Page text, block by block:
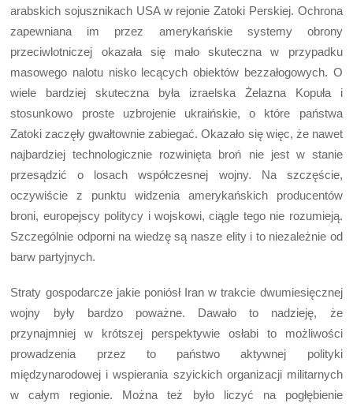
arabskich sojusznikach USA w rejonie Zatoki Perskiej. Ochrona
zapewniana im przez amerykańskie systemy obrony
przeciwlotniczej okazała się mało skuteczna w przypadku
masowego nalotu nisko lecących obiektów bezzałogowych. O
wiele bardziej skuteczna była izraelska Żelazna Kopuła i
stosunkowo proste uzbrojenie ukraińskie, o które państwa
Zatoki zaczęły gwałtownie zabiegać. Okazało się więc, że nawet
najbardziej technologicznie rozwinięta broń nie jest w stanie
przesądzić o losach współczesnej wojny. Na szczęście,
oczywiście z punktu widzenia amerykańskich producentów
broni, europejscy politycy i wojskowi, ciągle tego nie rozumieją.
Szczególnie odporni na wiedzę są nasze elity i to niezależnie od
barw partyjnych.
Straty gospodarcze jakie poniósł Iran w trakcie dwumiesięcznej
wojny były bardzo poważne. Dawało to nadzieję, że
przynajmniej w krótszej perspektywie osłabi to możliwości
prowadzenia przez to państwo aktywnej polityki
międzynarodowej i wspierania szyickich organizacji militarnych
w całym regionie. Można też było liczyć na pogłębienie